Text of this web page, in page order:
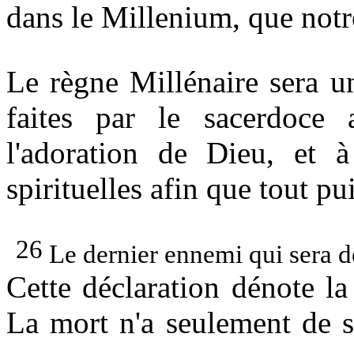
dans le Millenium, que
Le règne Millénaire sera
faites par le
l'adoration de Dieu, et à
spirituelles afin que tout
26 Le dernier ennemi qui sera
Cette déclaration dénote
La mort n'a seulement de